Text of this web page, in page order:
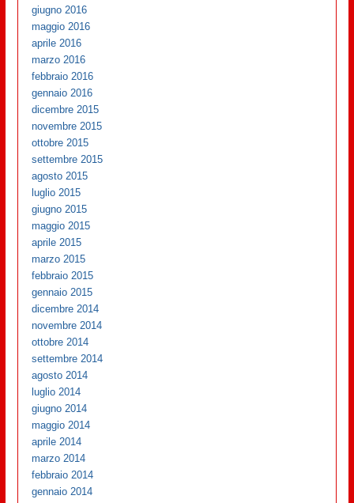
giugno 2016
maggio 2016
aprile 2016
marzo 2016
febbraio 2016
gennaio 2016
dicembre 2015
novembre 2015
ottobre 2015
settembre 2015
agosto 2015
luglio 2015
giugno 2015
maggio 2015
aprile 2015
marzo 2015
febbraio 2015
gennaio 2015
dicembre 2014
novembre 2014
ottobre 2014
settembre 2014
agosto 2014
luglio 2014
giugno 2014
maggio 2014
aprile 2014
marzo 2014
febbraio 2014
gennaio 2014